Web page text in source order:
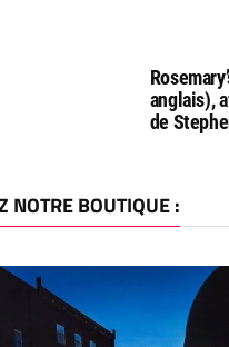
anglais),
de
NOTRE BOUTIQUE :